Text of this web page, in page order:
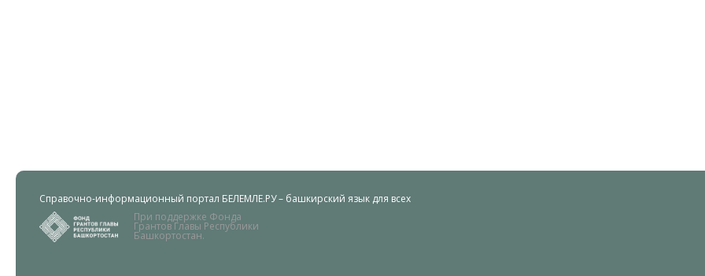
Справочно-информационный портал БЕЛЕМЛЕ.РУ – башкирский язык для всех
При поддержке Фонда
Грантов Главы Республики
Башкортостан.